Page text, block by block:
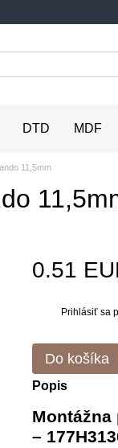
DTD MDF
11,5mm
0.51
Prihlásiť sa
Do košíka
Popis
Montážna
–